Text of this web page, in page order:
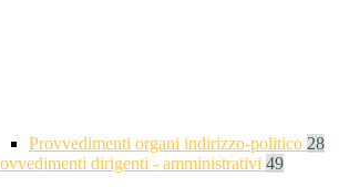
Provvedimenti organi indirizzo-politico 28
dirigenti - amministrativi 49